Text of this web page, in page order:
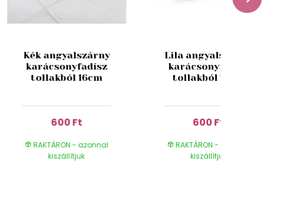
Kék angyalszárny
karácsonyfadísz
tollakból 16cm
600 Ft
RAKTÁRON - azonnal
kiszállítjuk
Lila angyalszárny
karácsonyfadísz
tollakból 16cm
600 Ft
RAKTÁRON - azonnal
kiszállítjuk